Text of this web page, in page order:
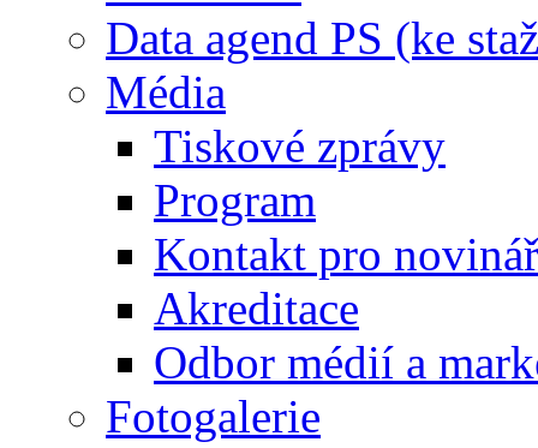
Data agend PS (ke
Média
Tiskové zprávy
Program
Kontakt pro
Akreditace
Odbor médií a
Fotogalerie